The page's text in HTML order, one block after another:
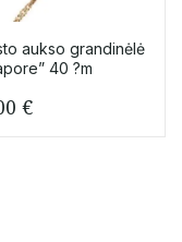
aukso grandinėlė
40 ?m
€